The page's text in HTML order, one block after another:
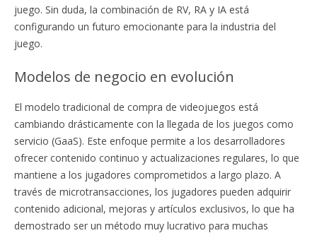
juego. Sin duda, la combinación de RV, RA y IA está
configurando un futuro emocionante para la industria del
juego.
Modelos de negocio en evolución
El modelo tradicional de compra de videojuegos está
cambiando drásticamente con la llegada de los juegos como
servicio (GaaS). Este enfoque permite a los desarrolladores
ofrecer contenido continuo y actualizaciones regulares, lo que
mantiene a los jugadores comprometidos a largo plazo. A
través de microtransacciones, los jugadores pueden adquirir
contenido adicional, mejoras y artículos exclusivos, lo que ha
demostrado ser un método muy lucrativo para muchas